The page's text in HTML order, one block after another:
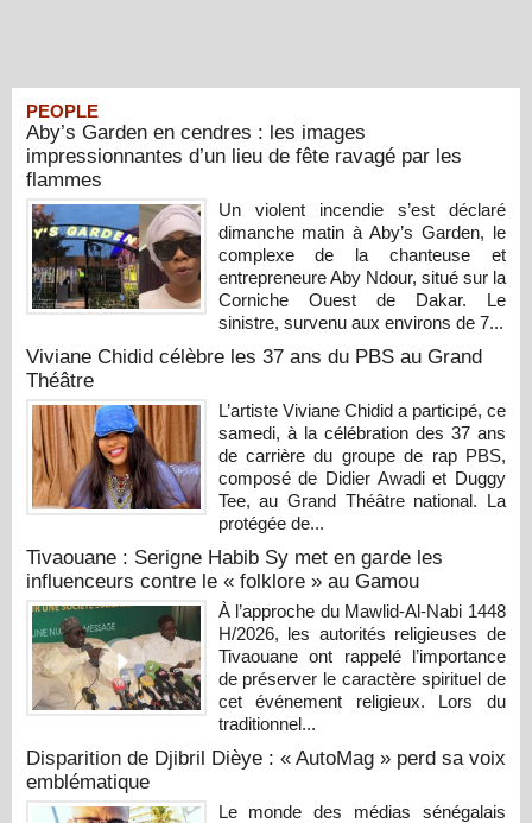
PEOPLE
Aby’s Garden en cendres : les images
impressionnantes d’un lieu de fête ravagé par les
flammes
Un violent incendie s’est déclaré
dimanche matin à Aby’s Garden, le
complexe de la chanteuse et
entrepreneure Aby Ndour, situé sur la
Corniche Ouest de Dakar. Le
sinistre, survenu aux environs de 7...
Viviane Chidid célèbre les 37 ans du PBS au Grand
Théâtre
L’artiste Viviane Chidid a participé, ce
samedi, à la célébration des 37 ans
de carrière du groupe de rap PBS,
composé de Didier Awadi et Duggy
Tee, au Grand Théâtre national. La
protégée de...
Tivaouane : Serigne Habib Sy met en garde les
influenceurs contre le « folklore » au Gamou
À l’approche du Mawlid-Al-Nabi 1448
H/2026, les autorités religieuses de
Tivaouane ont rappelé l’importance
de préserver le caractère spirituel de
cet événement religieux. Lors du
traditionnel...
Disparition de Djibril Dièye : « AutoMag » perd sa voix
emblématique
Le monde des médias sénégalais